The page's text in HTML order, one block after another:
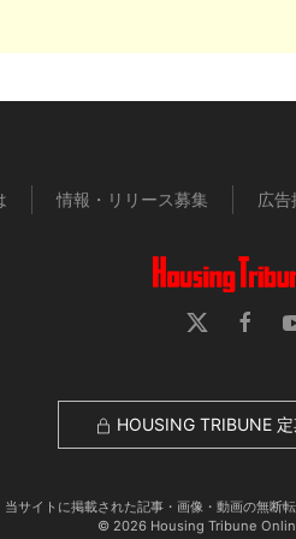
情報・リリース募集 広告
HOUSING TRIBUNE
当サイトに掲載された記事・画像・動画の無断
© 2026 Housing Tribune